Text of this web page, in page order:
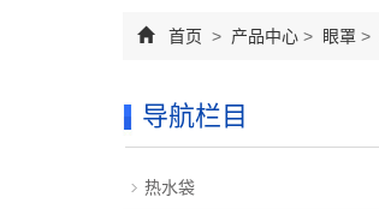
首页 > 产品中心 > 眼罩 >
导航栏目
热水袋